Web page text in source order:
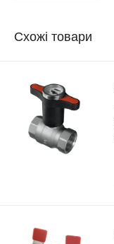
Схожі товари